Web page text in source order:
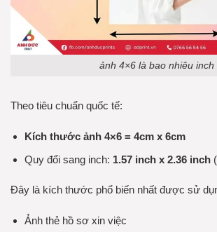
ảnh 4×6 là bao nhiêu inch
Theo tiêu chuẩn quốc tế:
Kích thước ảnh 4×6 = 4cm x 6cm
Quy đổi sang inch: 1.57 inch x 2.36 inch
Đây là kích thước phổ biến nhất được sử
Ảnh thẻ hồ sơ xin việc